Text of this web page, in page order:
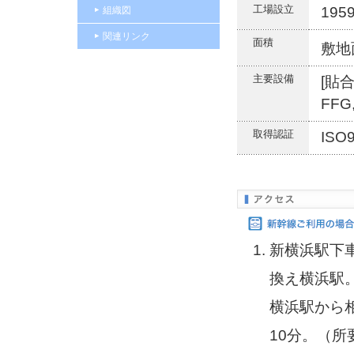
工場設立
面積 敷
主要設備
[貼
取得認証
新横浜駅下
換え横浜駅
横浜駅から
10分。（所
組織図
関連リンク